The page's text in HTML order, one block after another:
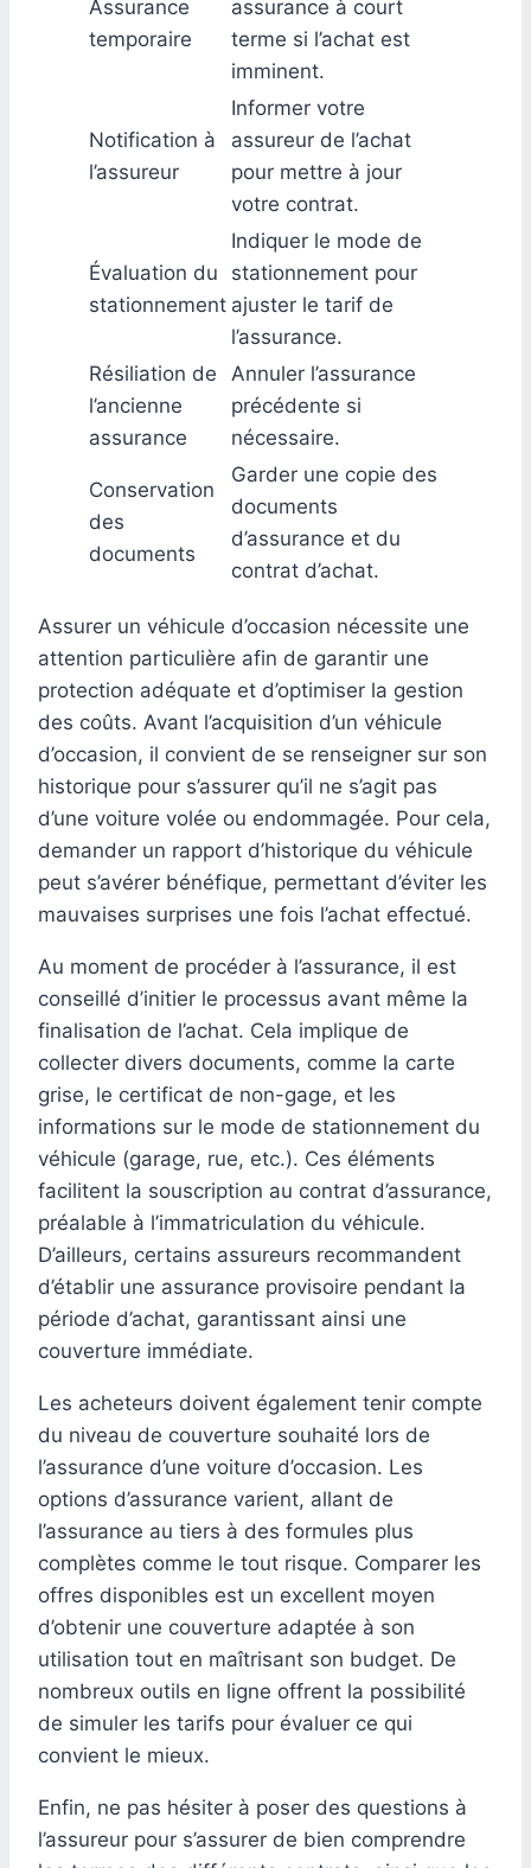
Assurance
temporaire
assurance à court
terme si l’achat est
imminent.
Notification à
l’assureur
Informer votre
assureur de l’achat
pour mettre à jour
votre contrat.
Évaluation du
stationnement
Indiquer le mode de
stationnement pour
ajuster le tarif de
l’assurance.
Résiliation de
l’ancienne
assurance
Annuler l’assurance
précédente si
nécessaire.
Conservation
des
documents
Garder une copie des
documents
d’assurance et du
contrat d’achat.
Assurer un véhicule d’occasion nécessite une
attention particulière afin de garantir une
protection adéquate et d’optimiser la gestion
des coûts. Avant l’acquisition d’un véhicule
d’occasion, il convient de se renseigner sur son
historique pour s’assurer qu’il ne s’agit pas
d’une voiture volée ou endommagée. Pour cela,
demander un rapport d’historique du véhicule
peut s’avérer bénéfique, permettant d’éviter les
mauvaises surprises une fois l’achat effectué.
Au moment de procéder à l’assurance, il est
conseillé d’initier le processus avant même la
finalisation de l’achat. Cela implique de
collecter divers documents, comme la carte
grise, le certificat de non-gage, et les
informations sur le mode de stationnement du
véhicule (garage, rue, etc.). Ces éléments
facilitent la souscription au contrat d’assurance,
préalable à l’immatriculation du véhicule.
D’ailleurs, certains assureurs recommandent
d’établir une assurance provisoire pendant la
période d’achat, garantissant ainsi une
couverture immédiate.
Les acheteurs doivent également tenir compte
du niveau de couverture souhaité lors de
l’assurance d’une voiture d’occasion. Les
options d’assurance varient, allant de
l’assurance au tiers à des formules plus
complètes comme le tout risque. Comparer les
offres disponibles est un excellent moyen
d’obtenir une couverture adaptée à son
utilisation tout en maîtrisant son budget. De
nombreux outils en ligne offrent la possibilité
de simuler les tarifs pour évaluer ce qui
convient le mieux.
Enfin, ne pas hésiter à poser des questions à
l’assureur pour s’assurer de bien comprendre